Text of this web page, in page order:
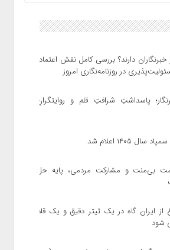
دارند؟ بررسی کامل نقش اعتماد،
در روزنامه‌نگاری امروز
پاسداشتِ شرافتِ قلم و روایتگرانِ
۱۴۰۵ اعلام شد
بی‌منت و مشارکت مردمی، پایه حل
از ایران گاه در یک تیتر دقیق و یک قلم
شود